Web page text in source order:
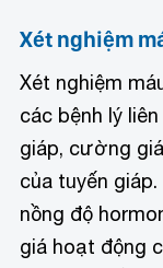
Xét nghiệm
Xét nghiệm
các bệnh lý
giáp, cường
của tuyến
nồng độ
giá hoạt động